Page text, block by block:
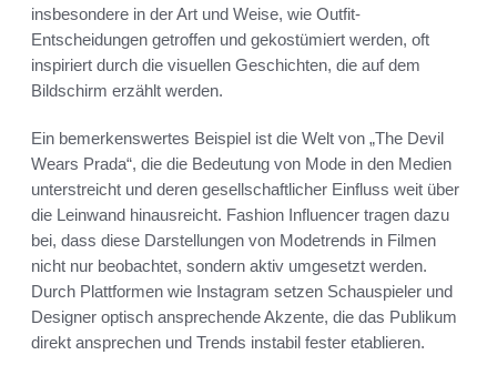
insbesondere in der Art und Weise, wie Outfit-
Entscheidungen getroffen und gekostümiert werden, oft
inspiriert durch die visuellen Geschichten, die auf dem
Bildschirm erzählt werden.
Ein bemerkenswertes Beispiel ist die Welt von „The Devil
Wears Prada“, die die Bedeutung von Mode in den Medien
unterstreicht und deren gesellschaftlicher Einfluss weit über
die Leinwand hinausreicht. Fashion Influencer tragen dazu
bei, dass diese Darstellungen von Modetrends in Filmen
nicht nur beobachtet, sondern aktiv umgesetzt werden.
Durch Plattformen wie Instagram setzen Schauspieler und
Designer optisch ansprechende Akzente, die das Publikum
direkt ansprechen und Trends instabil fester etablieren.